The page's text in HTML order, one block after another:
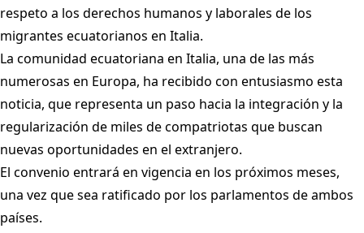
respeto a los derechos humanos y laborales de los
migrantes ecuatorianos en Italia.
La comunidad ecuatoriana en Italia, una de las más
numerosas en Europa, ha recibido con entusiasmo esta
noticia, que representa un paso hacia la integración y la
regularización de miles de compatriotas que buscan
nuevas oportunidades en el extranjero.
El convenio entrará en vigencia en los próximos meses,
una vez que sea ratificado por los parlamentos de ambos
países.